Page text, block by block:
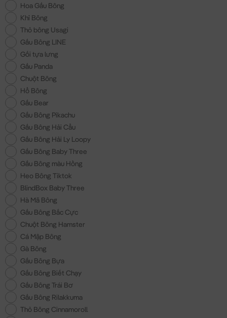
Hoa Gấu Bông
Khỉ Bông
Thỏ bông Usagi
Gấu Bông LINE
Gối tựa lưng
Gấu Panda
Chuột Bông
Hổ Bông
Gấu Bear
Gấu Bông Pikachu
Gấu Bông Hải Cẩu
Gấu Bông Hải Ly Loopy
Gấu Bông Baby Three
Gấu Bông màu Hồng
Heo Bông Tiktok
BlindBox Baby Three
Hà Mã Bông
Gấu Bông Bắc Cực
Chuột Bông Hamster
Cá Mập Bông
Gà Bông
Gấu Bông Bựa
Gấu Bông Biết Chạy
Gấu Bông Trái Bơ
Gấu Bông Rilakkuma
Thỏ Bông Cinnamoroll